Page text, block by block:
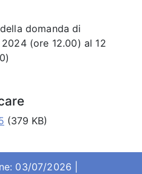
domanda di
(ore 12.00) al 12
(379 KB)
03/07/2026 |